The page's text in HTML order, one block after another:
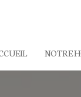
NOTRE